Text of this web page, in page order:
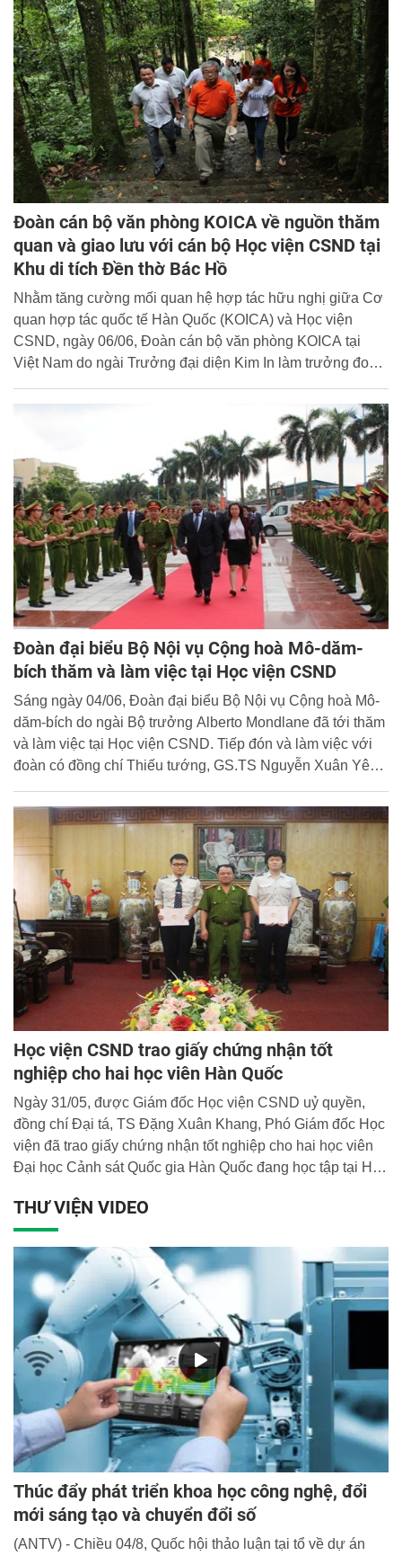
Đoàn cán bộ văn phòng KOICA về nguồn thăm
quan và giao lưu với cán bộ Học viện CSND tại
Khu di tích Đền thờ Bác Hồ
Nhằm tăng cường mối quan hệ hợp tác hữu nghị giữa Cơ
quan hợp tác quốc tế Hàn Quốc (KOICA) và Học viện
CSND, ngày 06/06, Đoàn cán bộ văn phòng KOICA tại
Việt Nam do ngài Trưởng đại diện Kim In làm trưởng đoàn
cán bộ Học viện CSND tại Khu di tích Đền thờ Bác Hồ -
Đoàn đại biểu Bộ Nội vụ Cộng hoà Mô-dăm-
bích thăm và làm việc tại Học viện CSND
Sáng ngày 04/06, Đoàn đại biểu Bộ Nội vụ Cộng hoà Mô-
dăm-bích do ngài Bộ trưởng Alberto Mondlane đã tới thăm
và làm việc tại Học viện CSND. Tiếp đón và làm việc với
đoàn có đồng chí Thiếu tướng, GS.TS Nguyễn Xuân Yêm,
Khang, Phó Giám đốc Học viện; đại diện lãnh đạo Vụ hợp
tác Quốc tế - Bộ Công an và đại diện lãnh đạo các Khoa,
Bộ môn, Phòng, Ban, Trung tâm thuộc Học viện.
Học viện CSND trao giấy chứng nhận tốt
nghiệp cho hai học viên Hàn Quốc
Ngày 31/05, được Giám đốc Học viện CSND uỷ quyền,
đồng chí Đại tá, TS Đặng Xuân Khang, Phó Giám đốc Học
viện đã trao giấy chứng nhận tốt nghiệp cho hai học viên
Đại học Cảnh sát Quốc gia Hàn Quốc đang học tập tại Học
THƯ VIỆN VIDEO
Thúc đẩy phát triển khoa học công nghệ, đổi
mới sáng tạo và chuyển đổi số
(ANTV) - Chiều 04/8, Quốc hội thảo luận tại tổ về dự án